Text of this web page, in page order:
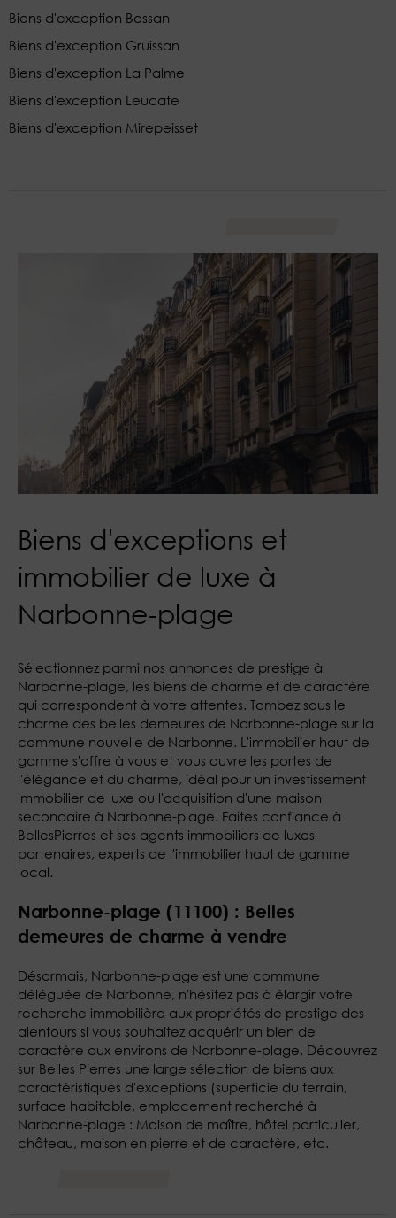
Biens d'exception Bessan
Biens d'exception Gruissan
Biens d'exception La Palme
Biens d'exception Leucate
Biens d'exception Mirepeisset
Biens d'exceptions et
immobilier de luxe à
Narbonne-plage
Sélectionnez parmi nos annonces de prestige à
Narbonne-plage, les biens de charme et de caractère
qui correspondent à votre attentes. Tombez sous le
charme des belles demeures de Narbonne-plage sur la
commune nouvelle de Narbonne. L'immobilier haut de
gamme s'offre à vous et vous ouvre les portes de
l'élégance et du charme, idéal pour un investissement
immobilier de luxe ou l'acquisition d'une maison
secondaire à Narbonne-plage. Faites confiance à
BellesPierres et ses agents immobiliers de luxes
partenaires, experts de l'immobilier haut de gamme
local.
Narbonne-plage (11100) : Belles
demeures de charme à vendre
Désormais, Narbonne-plage est une commune
déléguée de Narbonne, n'hésitez pas à élargir votre
recherche immobilière aux propriétés de prestige des
alentours si vous souhaitez acquérir un bien de
caractère aux environs de Narbonne-plage. Découvrez
sur Belles Pierres une large sélection de biens aux
caractèristiques d'exceptions (superficie du terrain,
surface habitable, emplacement recherché à
Narbonne-plage : Maison de maître, hôtel particulier,
château, maison en pierre et de caractère, etc.